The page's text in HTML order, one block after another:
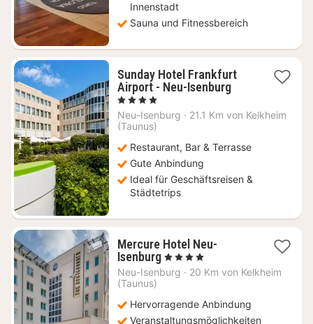
Innenstadt
Sauna und Fitnessbereich
Sunday Hotel Frankfurt
Airport - Neu-Isenburg1
ab
, 4 Sterne
Neu-Isenburg · 21.1 Km von Kelkheim
(Taunus)
Restaurant, Bar & Terrasse
Gute Anbindung
Ideal für Geschäftsreisen &
Städtetrips
Mercure Hotel Neu-
Isenburg1
Nacht
ab
€
, 4 Sterne
Neu-Isenburg · 20 Km von Kelkheim
(Taunus)
Hervorragende Anbindung
Veranstaltungsmöglichkeiten